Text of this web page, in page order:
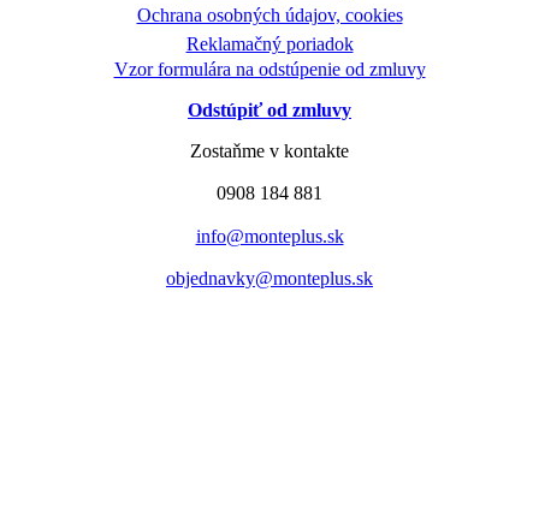
Ochrana osobných údajov, cookies
Reklamačný poriadok
Vzor formulára na odstúpenie od zmluvy
Odstúpiť od zmluvy
Zostaňme v kontakte
0908 184 881
info@monteplus.sk
objednavky@monteplus.sk